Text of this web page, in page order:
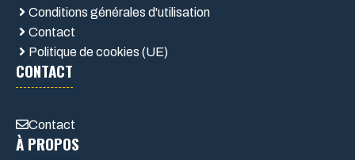
Conditions générales d'utilisation
Contact
Politique de cookies (UE)
CONTACT
Contact
À PROPOS